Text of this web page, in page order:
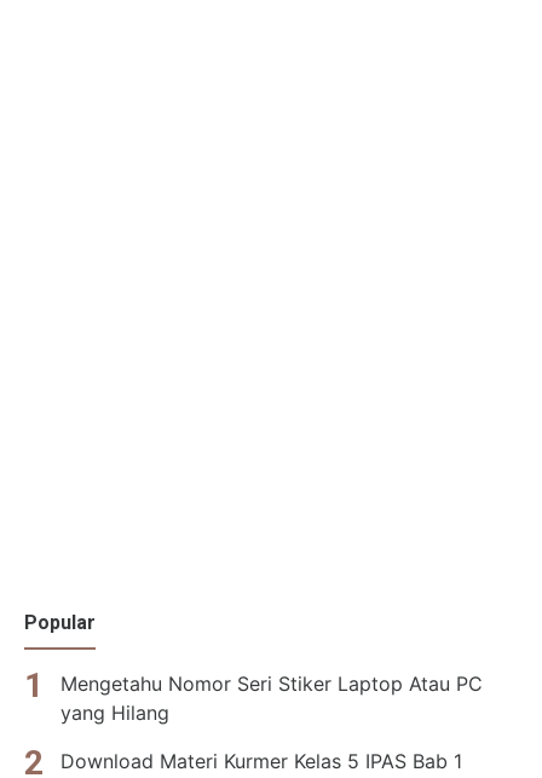
Popular
Mengetahu Nomor Seri Stiker Laptop Atau PC
yang Hilang
Download Materi Kurmer Kelas 5 IPAS Bab 1